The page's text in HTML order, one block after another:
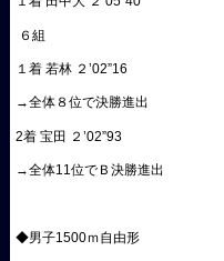
６組
１着 若林 ２’02”16
→全体８位で決勝進出
2着 宝田 ２’02”93
→全体11位でＢ決勝進出
◆男子1500ｍ自由形